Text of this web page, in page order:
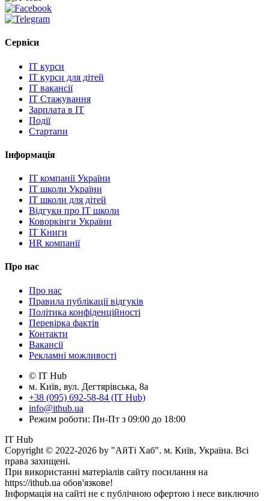
Сервіси
IT курси
IT курси для дітей
IT вакансії
IT Стажування
Зарплата в IT
Події
Стартапи
Інформація
IT компанії України
IT школи України
IT школи для дітей
Відгуки про IT школи
Коворкінги України
IT Книги
HR компанії
Про нас
Про нас
Правила публікації відгуків
Політика конфіденційності
Перевірка фактів
Контакти
Вакансії
Рекламні можливості
© IT Hub
м. Київ, вул. Дегтярівська, 8а
+38 (095) 692-58-84 (IT Hub)
info@ithub.ua
Режим роботи: Пн-Пт з 09:00 до 18:00
IT Hub
Copyright © 2022-2026 by "АйТі Хаб". м. Київ, Україна. Всі
права захищені.
При використанні матеріалів сайту посилання на
https://ithub.ua обов'язкове!
Інформація на сайті не є публічною офертою і несе виключно